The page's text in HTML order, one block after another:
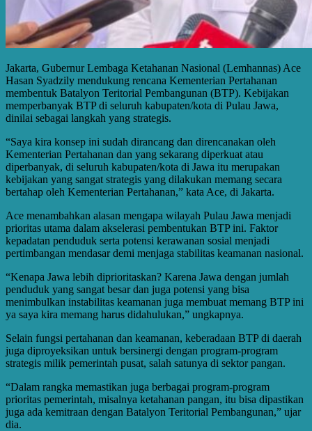
Jakarta, Gubernur Lembaga Ketahanan Nasional (Lemhannas) Ace
Hasan Syadzily mendukung rencana Kementerian Pertahanan
membentuk Batalyon Teritorial Pembangunan (BTP). Kebijakan
memperbanyak BTP di seluruh kabupaten/kota di Pulau Jawa,
dinilai sebagai langkah yang strategis.
“Saya kira konsep ini sudah dirancang dan direncanakan oleh
Kementerian Pertahanan dan yang sekarang diperkuat atau
diperbanyak, di seluruh kabupaten/kota di Jawa itu merupakan
kebijakan yang sangat strategis yang dilakukan memang secara
bertahap oleh Kementerian Pertahanan,” kata Ace, di Jakarta.
Ace menambahkan alasan mengapa wilayah Pulau Jawa menjadi
prioritas utama dalam akselerasi pembentukan BTP ini. Faktor
kepadatan penduduk serta potensi kerawanan sosial menjadi
pertimbangan mendasar demi menjaga stabilitas keamanan nasional.
“Kenapa Jawa lebih diprioritaskan? Karena Jawa dengan jumlah
penduduk yang sangat besar dan juga potensi yang bisa
menimbulkan instabilitas keamanan juga membuat memang BTP ini
ya saya kira memang harus didahulukan,” ungkapnya.
Selain fungsi pertahanan dan keamanan, keberadaan BTP di daerah
juga diproyeksikan untuk bersinergi dengan program-program
strategis milik pemerintah pusat, salah satunya di sektor pangan.
“Dalam rangka memastikan juga berbagai program-program
prioritas pemerintah, misalnya ketahanan pangan, itu bisa dipastikan
juga ada kemitraan dengan Batalyon Teritorial Pembangunan,” ujar
dia.